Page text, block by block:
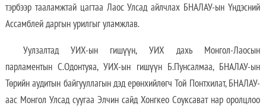
тэрбээр тааламжтай цагтаа Лаос Улсад айлчлах БНАЛАУ-ын Үндэсний
Ассамблей даргын урилгыг уламжлав.
Уулзалтад УИХ-ын гишүүн, УИХ дахь Монгол-Лаосын
парламентын С.Одонтуяа, УИХ-ын гишүүн Б.Пунсалмаа, БНАЛАУ-ын
Төрийн аудитын байгууллагын дэд ерөнхийлөгч Той Понтхилат, БНАЛАУ-
аас Монгол Улсад суугаа Элчин сайд Хонгкео Соуксават нар оролцлоо